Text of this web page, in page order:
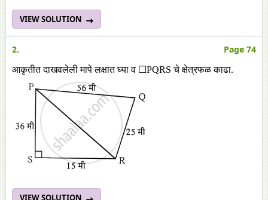
VIEW SOLUTION
2. Page 74
आकृतीत दाखवलेली मापे लक्षात घ्या व ☐PQRS चे क्षेत्रफळ काढा.
VIEW SOLUTION